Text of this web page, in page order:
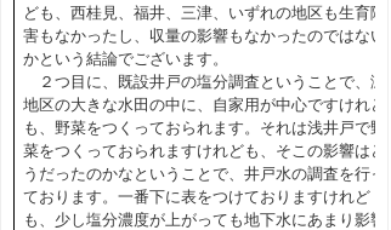
ども、西桂見、福井、三津、いずれの地区も生育障
害もなかったし、収量の影響もなかったのではない
かという結論でございます。
２つ目に、既設井戸の塩分調査ということで、瀬
地区の大きな水田の中に、自家用が中心ですけれど
も、野菜をつくっておられます。それは浅井戸で野
菜をつくっておられますけれども、そこの影響はど
うだったのかなということで、井戸水の調査を行っ
ております。一番下に表をつけておりますけれど
も、少し塩分濃度が上がっても地下水にあまり影響